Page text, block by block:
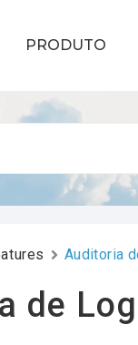
PRODUTO
Auditoria
de